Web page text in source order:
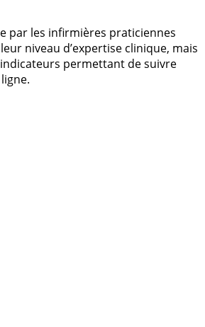
par les infirmières praticiennes
niveau d’expertise clinique, mais
permettant de suivre